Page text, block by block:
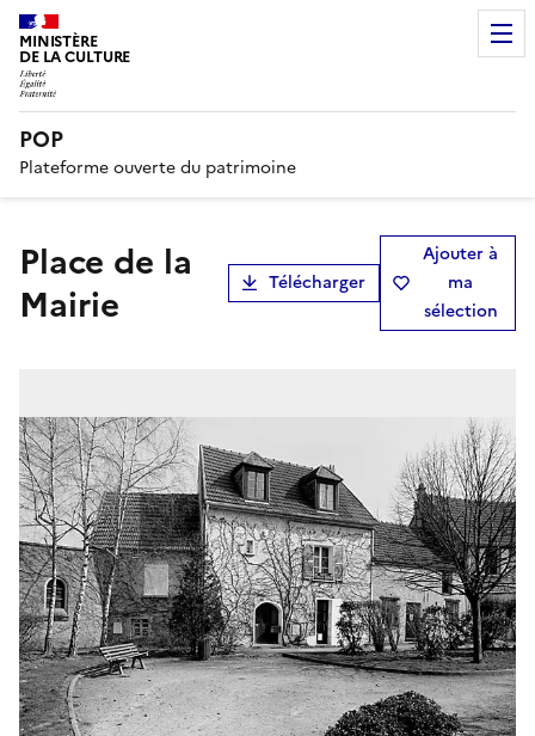
MINISTÈRE
DE LA CULTURE
POP
Plateforme ouverte du patrimoine
place de la
Mairie
Télécharger
Ajouter à
ma
sélection